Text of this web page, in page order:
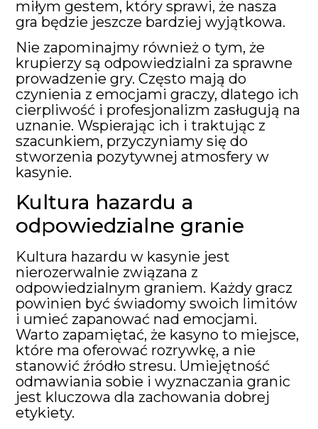
miłym gestem, który sprawi, że nasza
gra będzie jeszcze bardziej wyjątkowa.
Nie zapominajmy również o tym, że
krupierzy są odpowiedzialni za sprawne
prowadzenie gry. Często mają do
czynienia z emocjami graczy, dlatego ich
cierpliwość i profesjonalizm zasługują na
uznanie. Wspierając ich i traktując z
szacunkiem, przyczyniamy się do
stworzenia pozytywnej atmosfery w
kasynie.
Kultura hazardu a
odpowiedzialne granie
Kultura hazardu w kasynie jest
nierozerwalnie związana z
odpowiedzialnym graniem. Każdy gracz
powinien być świadomy swoich limitów
i umieć zapanować nad emocjami.
Warto zapamiętać, że kasyno to miejsce,
które ma oferować rozrywkę, a nie
stanowić źródło stresu. Umiejętność
odmawiania sobie i wyznaczania granic
jest kluczowa dla zachowania dobrej
etykiety.